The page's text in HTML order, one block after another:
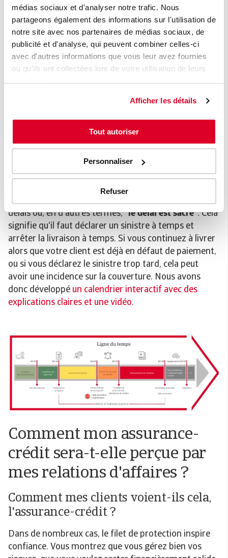
médias sociaux et d'analyser notre trafic. Nous
partageons également des informations sur l'utilisation de
notre site avec nos partenaires de médias sociaux, de
publicité et d'analyse, qui peuvent combiner celles-ci
avec d'autres informations que vous leur avez fournies
ou qu'ils ont collectées lors de votre utilisation de leurs
Afficher les détails
Tout autoriser
Personnaliser
Refuser
Dans la plupart des cas, vous supportez vous-même
une partie de la perte, mais uniquement si le débiteur
ne paie pas (la totalité). Dans ce cas, vous recevez
généralement 90 % du montant couvert, comme
dans notre exemple. Dans la police, nous incluons
Parfois, la limite de crédit que vous obtenez diffère
est refusée. En tant qu'entrepreneur, vous devez
alors décider de livrer quand même, mais à vos
risques et périls, en tout ou en partie.
Il est important de respecter scrupuleusement les
délais ou, en d'autres termes,"le délai est sacré". Cela
signifie qu'il faut déclarer un sinistre à temps et
arrêter la livraison à temps. Si vous continuez à livrer
alors que votre client est déjà en défaut de paiement,
ou si vous déclarez le sinistre trop tard, cela peut
avoir une incidence sur la couverture. Nous avons
donc développé un calendrier interactif avec des
explications claires et une vidéo.
Comment mon assurance-
crédit sera-t-elle perçue par
mes relations d'affaires ?
Comment mes clients voient-ils cela,
l'assurance-crédit ?
Dans de nombreux cas, le filet de protection inspire
confiance. Vous montrez que vous gérez bien vos